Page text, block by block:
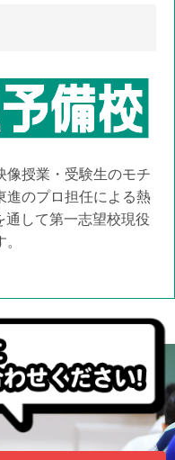
像授業・受験生のモチ
進のプロ担任による熱
して第一志望校現役